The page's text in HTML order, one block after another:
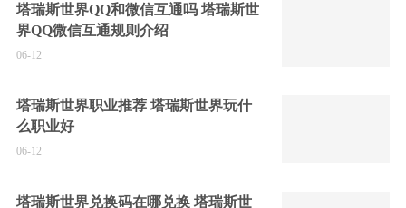
塔瑞斯世界QQ和微信互通吗 塔瑞斯世
界QQ微信互通规则介绍
06-12
塔瑞斯世界职业推荐 塔瑞斯世界玩什
么职业好
06-12
塔瑞斯世界兑换码在哪兑换 塔瑞斯世